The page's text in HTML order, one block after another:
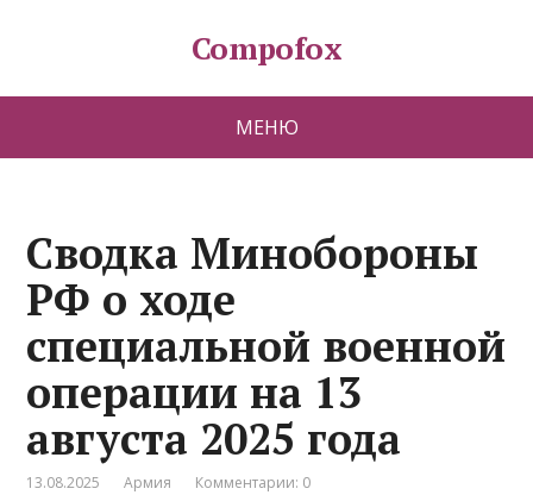
Compofox
МЕНЮ
Сводка Минобороны
РФ о ходе
специальной военной
операции на 13
августа 2025 года
13.08.2025 Армия Комментарии: 0